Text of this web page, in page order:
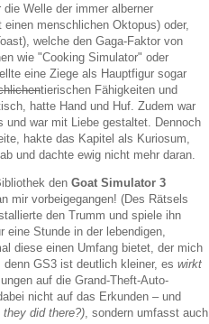
die Welle der immer alberner
menschlichen Oktopus) oder,
welche den Gaga-Faktor von
wie "Cooking Simulator" oder
eine Ziege als Hauptfigur sogar
tierischen Fähigkeiten und
hatte Hand und Huf. Zudem war
war mit Liebe gestaltet. Dennoch
hakte das Kapitel als Kuriosum,
und dachte ewig nicht mehr daran.
den Goat Simulator 3
mir vorbeigegangen! (Des Rätsels
den Trumm und spiele ihn
Stunde in der lebendigen,
diese einen Umfang bietet, der mich
GS3 ist deutlich kleiner, es wirkt
auf die Grand-Theft-Auto-
nicht auf das Erkunden – und
they did there?) , sondern umfasst auch